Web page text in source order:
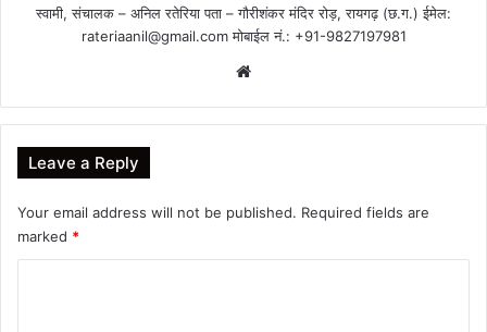
स्वामी, संचालक – अनिल रतेरिया पता – गौरीशंकर मंदिर रोड़, रायगढ़ (छ.ग.) ईमेल:
rateriaanil@gmail.comमोबाईल नं.: +91-9827197981
Leave a Reply
Your email address will not be published. Required fields are
marked *